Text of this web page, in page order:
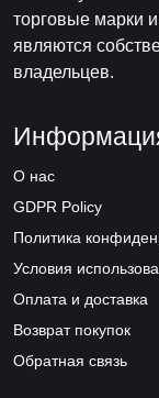
торговые марки
являются
владельцев.
О нас
GDPR Policy
Политика
Условия
Оплата и доставка
Возврат покупок
Обратная связь